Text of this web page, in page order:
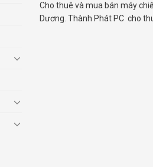
Cho thuê và mua bán máy
Dương. Thành Phát PC cho